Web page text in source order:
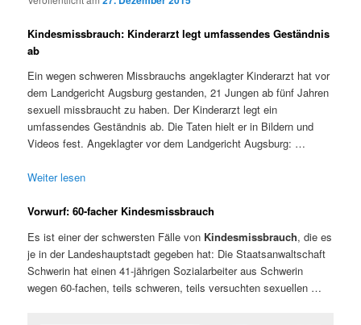
Kindesmissbrauch: Kinderarzt legt umfassendes Geständnis
ab
Ein wegen schweren Missbrauchs angeklagter Kinderarzt hat vor
dem Landgericht Augsburg gestanden, 21 Jungen ab fünf Jahren
sexuell missbraucht zu haben. Der Kinderarzt legt ein
umfassendes Geständnis ab. Die Taten hielt er in Bildern und
Videos fest. Angeklagter vor dem Landgericht Augsburg: …
Weiter lesen
Vorwurf: 60-facher Kindesmissbrauch
Es ist einer der schwersten Fälle von Kindesmissbrauch, die es
je in der Landeshauptstadt gegeben hat: Die Staatsanwaltschaft
Schwerin hat einen 41-jährigen Sozialarbeiter aus Schwerin
wegen 60-fachen, teils schweren, teils versuchten sexuellen …